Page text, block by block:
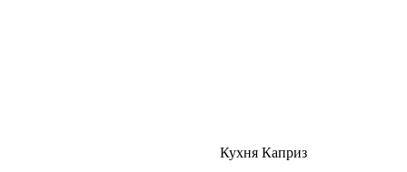
Кухня Каприз